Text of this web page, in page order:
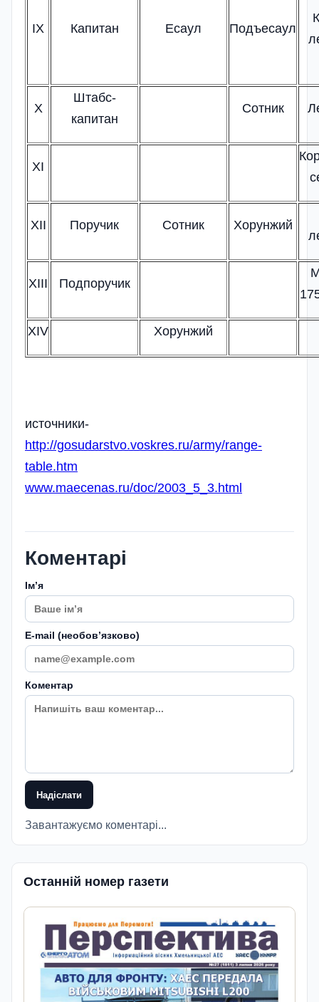
IX Капитан Есаул Подъесаул
X
Штабс-
капитан
Сотник
XI
XII Поручик Сотник Хорунжий
XIII Подпоручик
XIV Хорунжий
источники-
http://gosudarstvo.voskres.ru/army/range-
table.htm
www.maecenas.ru/doc/2003_5_3.html
Коментарі
Імʼя
E-mail (необовʼязково)
Коментар
Надіслати
Завантажуємо коментарі...
Останній номер газети